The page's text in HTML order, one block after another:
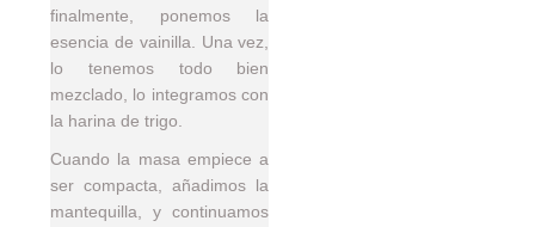
finalmente, ponemos la
esencia de vainilla. Una vez,
lo tenemos todo bien
mezclado, lo integramos con
la harina de trigo.
Cuando la masa empiece a
ser compacta, añadimos la
mantequilla, y continuamos